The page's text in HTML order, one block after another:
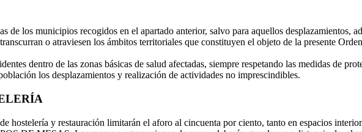
de los municipios recogidos en el apartado anterior, salvo para aquellos desplazamientos,
o atraviesen los ámbitos territoriales que constituyen el objeto de la presente
dentro de las zonas básicas de salud afectadas, siempre respetando las medidas de
los desplazamientos y realización de actividades no imprescindibles.
hostelería y restauración limitarán el aforo al cincuenta por ciento, tanto en espacios